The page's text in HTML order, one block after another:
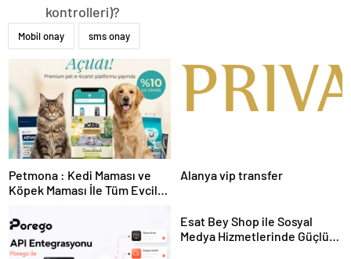
kontrolleri)?
Mobil onay sms onay
Petmona : Kedi Maması ve
Köpek Maması İle Tüm Evcil
Alanya vip transfer
Esat Bey Shop ile Sosyal
Medya Hizmetlerinde Güçlü